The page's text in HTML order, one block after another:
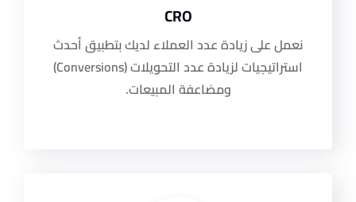
CRO
نعمل على زيادة عدد العملاء لديك بتطبيق أحدث
استراتيجيات لزيادة عدد التحويلات (Conversions)
ومضاعفة المبيعات.